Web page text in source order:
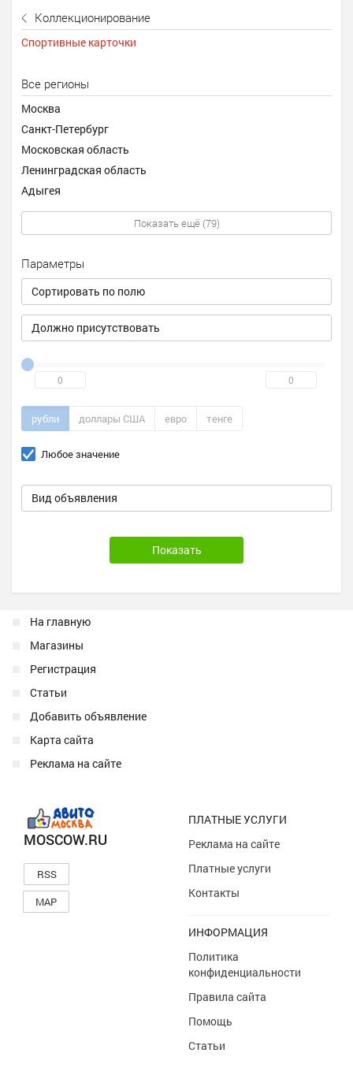
Коллекционирование
Спортивные карточки
Все регионы
Москва
Санкт-Петербург
Московская область
Ленинградская область
Адыгея
Показать ещё (79)
Параметры
Сортировать по полю
Должно присутствовать
рубли доллары США евро тенге
Любое значение
Вид объявления
На главную
Магазины
Регистрация
Статьи
Добавить объявление
Карта сайта
Реклама на сайте
MOSCOW.RU
RSS
MAP
ПЛАТНЫЕ УСЛУГИ
Реклама на сайте
Платные услуги
Контакты
ИНФОРМАЦИЯ
Политика
конфиденциальности
Правила сайта
Помощь
Статьи